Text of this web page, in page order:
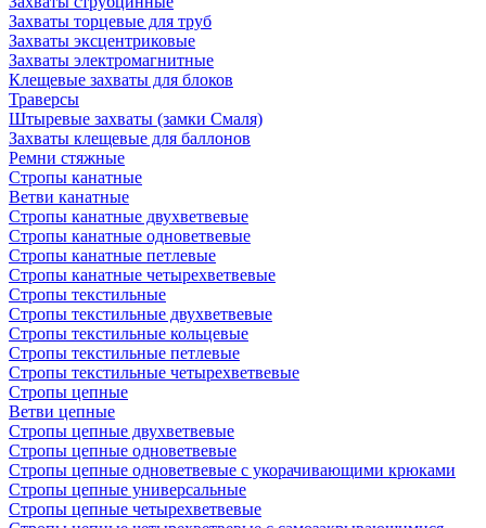
Захваты торцевые для труб
Захваты эксцентриковые
Захваты электромагнитные
Клещевые захваты для блоков
Траверсы
Штыревые захваты (замки Смаля)
Захваты клещевые для баллонов
Ремни стяжные
Стропы канатные
Ветви канатные
Стропы канатные двухветвевые
Стропы канатные одноветвевые
Стропы канатные петлевые
Стропы канатные четырехветвевые
Стропы текстильные
Стропы текстильные двухветвевые
Стропы текстильные кольцевые
Стропы текстильные петлевые
Стропы текстильные четырехветвевые
Стропы цепные
Ветви цепные
Стропы цепные двухветвевые
Стропы цепные одноветвевые
Стропы цепные одноветвевые с укорачивающими крюками
Стропы цепные универсальные
Стропы цепные четырехветвевые